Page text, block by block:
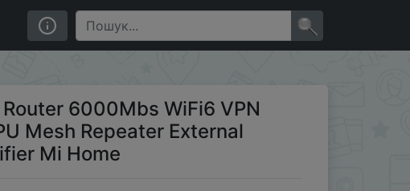
Mesh Repeater External Signal Network Amplifier Mi Home
6000Mbs WiFi6 VPN
Mesh Repeater External
Mi Home